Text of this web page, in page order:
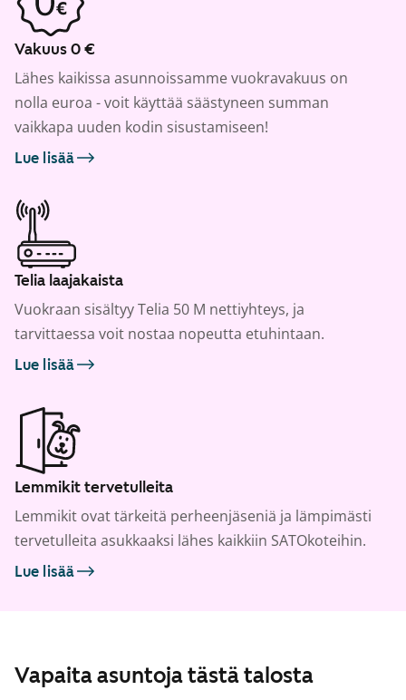
Vakuus 0 €
Lähes kaikissa asunnoissamme vuokravakuus on
nolla euroa - voit käyttää säästyneen summan
vaikkapa uuden kodin sisustamiseen!
Lue lisää
Telia laajakaista
Vuokraan sisältyy Telia 50 M nettiyhteys, ja
tarvittaessa voit nostaa nopeutta etuhintaan.
Lue lisää
Lemmikit tervetulleita
Lemmikit ovat tärkeitä perheenjäseniä ja lämpimästi
tervetulleita asukkaaksi lähes kaikkiin SATOkoteihin.
Lue lisää
Vapaita asuntoja tästä talosta
/11